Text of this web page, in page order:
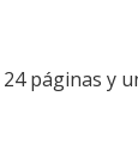
páginas y